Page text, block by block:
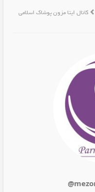
کانال ایتا مزون پوشاک اسلامی